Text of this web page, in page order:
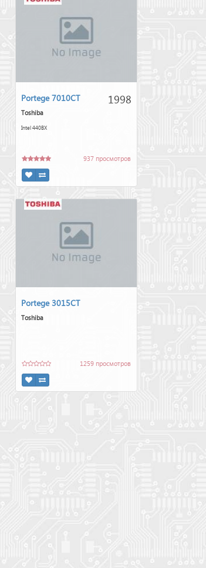
1998
Portege 7010CT
Toshiba
Intel 440BX
937 просмотров
Portege 3015CT
Toshiba
1259 просмотров